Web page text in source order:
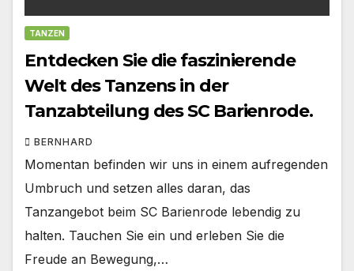
TANZEN
Entdecken Sie die faszinierende
Welt des Tanzens in der
Tanzabteilung des SC Barienrode.
BERNHARD
Momentan befinden wir uns in einem aufregenden
Umbruch und setzen alles daran, das
Tanzangebot beim SC Barienrode lebendig zu
halten. Tauchen Sie ein und erleben Sie die
Freude an Bewegung,…